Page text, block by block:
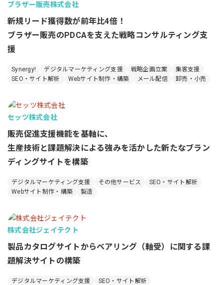
ブラザー販売株式会社
新規リード獲得数が前年比4倍！
ブラザー販売のPDCAを支えた戦略コンサルティング支
援
Synergy! デジタルマーケティング支援 戦略企画立案
集客支援
SEO・サイト解析
Webサイト制作・構築 メール配信 卸売・小売
セッツ株式会社
販売促進支援機能を基軸に、
生産技術と課題解決による強みを活かした新たなブラン
ディングサイトを構築
デジタルマーケティング支援 その他サービス
SEO・サイト解析
Webサイト制作・構築
製造
株式会社ジェイテクト
製品カタログサイトからベアリング（軸受）に関する課
題解決サイトの構築
デジタルマーケティング支援
SEO・サイト解析